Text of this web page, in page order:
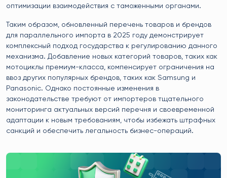
оптимизации взаимодействия с таможенными органами.
Таким образом, обновленный перечень товаров и брендов
для параллельного импорта в 2025 году демонстрирует
комплексный подход государства к регулированию данного
механизма. Добавление новых категорий товаров, таких как
мотоциклы премиум-класса, компенсирует ограничения на
ввоз других популярных брендов, таких как Samsung и
Panasonic. Однако постоянные изменения в
законодательстве требуют от импортеров тщательного
мониторинга актуальных версий перечня и своевременной
адаптации к новым требованиям, чтобы избежать штрафных
санкций и обеспечить легальность бизнес-операций.